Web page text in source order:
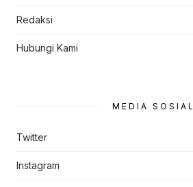
Redaksi
Hubungi Kami
MEDIA SOSIAL
Twitter
Instagram